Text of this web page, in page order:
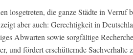
losgetreten, die ganze Städte in Verruf
aber auch: Gerechtigkeit in
Abwarten sowie sorgfältige
und fördert erschütternde Sachverhalte